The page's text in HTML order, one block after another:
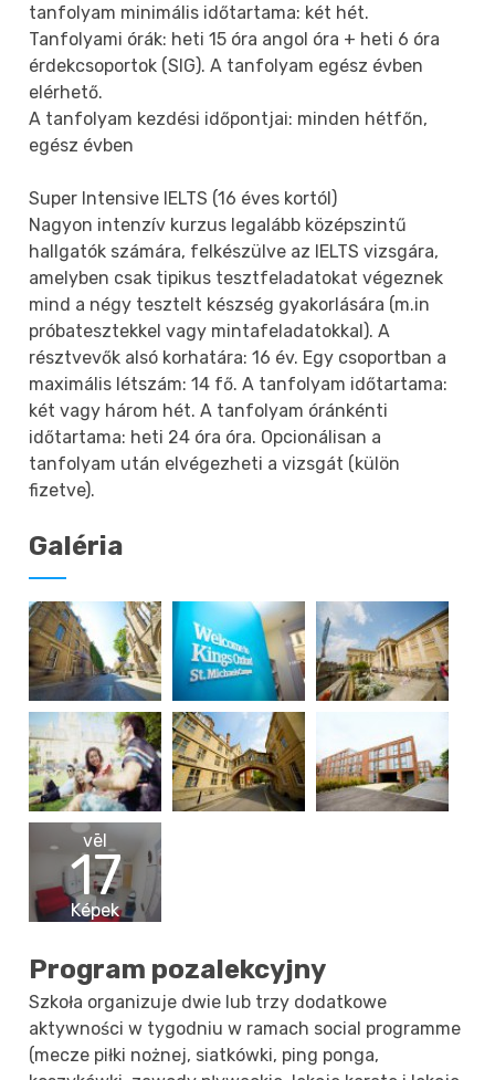
tanfolyam minimális időtartama: két hét.
Tanfolyami órák: heti 15 óra angol óra + heti 6 óra
érdekcsoportok (SIG). A tanfolyam egész évben
elérhető.
A tanfolyam kezdési időpontjai: minden hétfőn,
egész évben
Super Intensive IELTS (16 éves kortól)
Nagyon intenzív kurzus legalább középszintű
hallgatók számára, felkészülve az IELTS vizsgára,
amelyben csak tipikus tesztfeladatokat végeznek
mind a négy tesztelt készség gyakorlására (m.in
próbatesztekkel vagy mintafeladatokkal). A
résztvevők alsó korhatára: 16 év. Egy csoportban a
maximális létszám: 14 fő. A tanfolyam időtartama:
két vagy három hét. A tanfolyam óránkénti
időtartama: heti 24 óra óra. Opcionálisan a
tanfolyam után elvégezheti a vizsgát (külön
fizetve).
Galéria
vēl
17
Képek
Program pozalekcyjny
Szkoła organizuje dwie lub trzy dodatkowe
aktywności w tygodniu w ramach social programme
(mecze piłki nożnej, siatkówki, ping ponga,